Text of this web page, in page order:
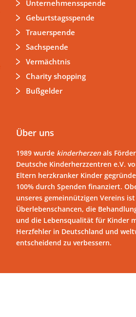
Unternehmensspende
Geburtstagsspende
Trauerspende
Sachspende
Vermächtnis
Charity shopping
Bußgelder
Über uns
1989 wurde kinderherzen als
Deutsche Kinderherzzentren e.V.
Eltern herzkranker Kinder
100% durch Spenden finanziert.
unseres gemeinnützigen Vereins
Überlebenschancen, die
und die Lebensqualität für Kinder
Herzfehler in Deutschland und
entscheidend zu verbessern.